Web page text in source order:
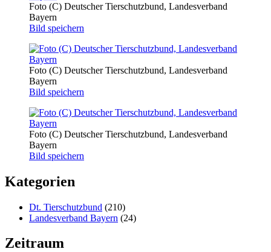
Foto (C) Deutscher Tierschutzbund, Landesverband
Bayern
Bild speichern
Foto (C) Deutscher Tierschutzbund, Landesverband
Bayern
Bild speichern
Foto (C) Deutscher Tierschutzbund, Landesverband
Bayern
Bild speichern
Kategorien
Dt. Tierschutzbund (210)
Landesverband Bayern (24)
Zeitraum